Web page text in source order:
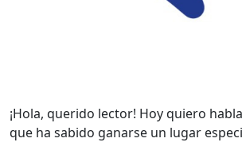
¡Hola, querido lector! Hoy quiero
que ha sabido ganarse un lugar